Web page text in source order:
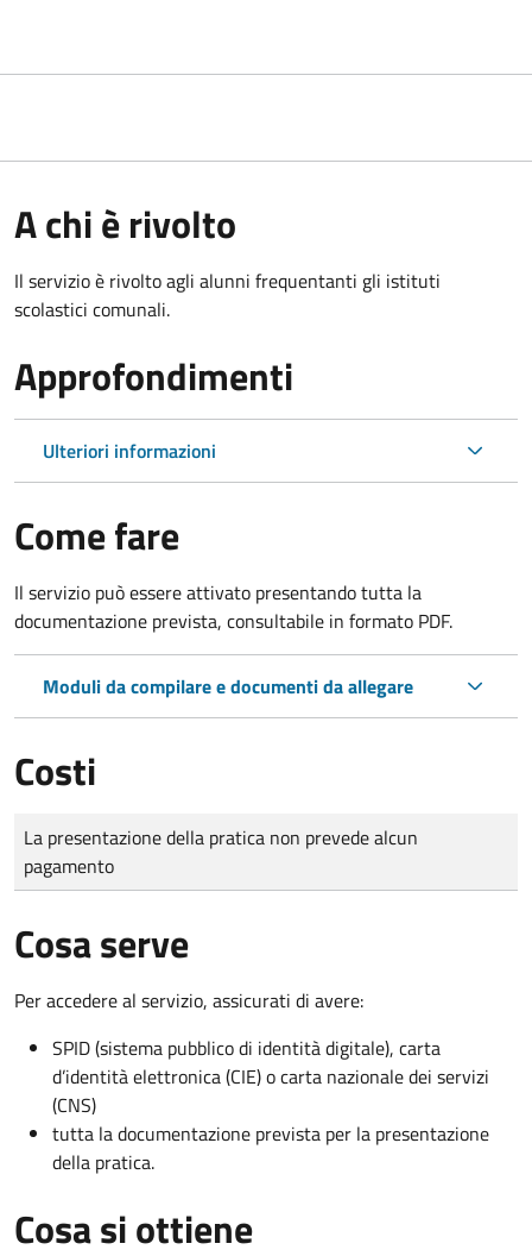
A chi è rivolto
Il servizio è rivolto agli alunni frequentanti gli istituti
scolastici comunali.
Approfondimenti
Ulteriori informazioni
Come fare
Il servizio può essere attivato presentando tutta la
documentazione prevista, consultabile in formato PDF.
Moduli da compilare e documenti da allegare
Costi
Tipo di pagamento
Importo
La presentazione della pratica non prevede alcun
pagamento
Cosa serve
Per accedere al servizio, assicurati di avere:
SPID (sistema pubblico di identità digitale), carta
d’identità elettronica (CIE) o carta nazionale dei servizi
(CNS)
tutta la documentazione prevista per la presentazione
della pratica.
Cosa si ottiene